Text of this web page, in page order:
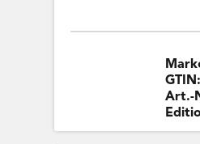
GTIN:
Art.-